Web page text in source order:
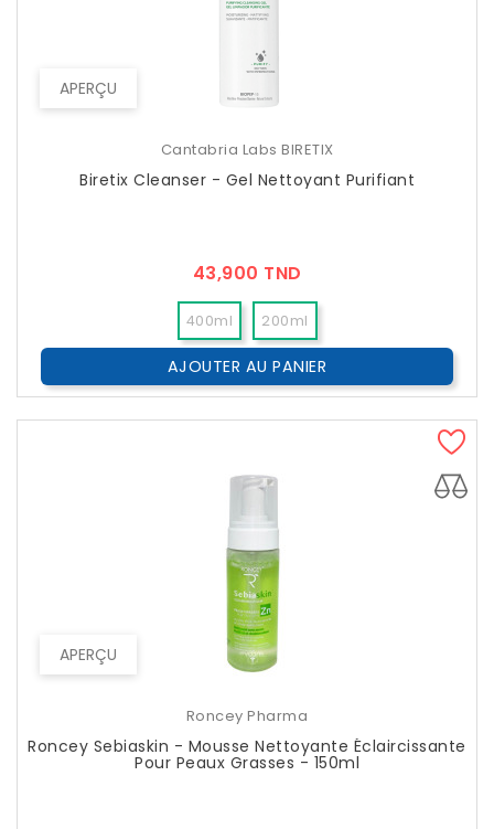
APERÇU
Cantabria Labs BIRETIX
Biretix Cleanser - Gel Nettoyant Purifiant
43,900 TND
400ml 200ml
AJOUTER AU PANIER
APERÇU
Roncey Pharma
Roncey Sebiaskin - Mousse Nettoyante Éclaircissante
Pour Peaux Grasses - 150ml